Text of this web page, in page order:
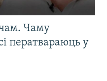
Чаму
ператвараюць у